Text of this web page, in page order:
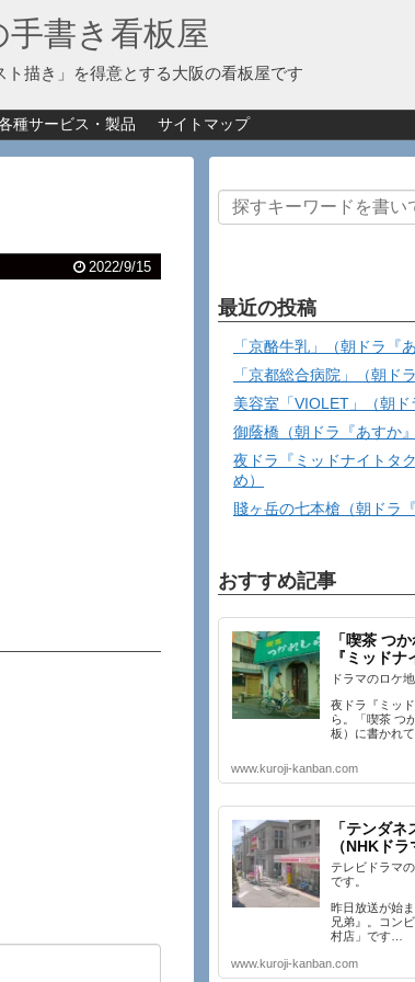
手書き看板屋
ト描き」を得意とする大阪の看板屋です
種サービス・製品 サイトマップ
2022/9/15
最近の投稿
「京酪牛乳」（朝ドラ『
「京都総合病院」（朝ド
美容室「VIOLET」（朝ド
御蔭橋（朝ドラ『あすか』
夜ドラ『ミッドナイトタ
め）
賤ヶ岳の七本槍（朝ドラ
おすすめ記事
「喫茶 つ
『ミッドナ
ドラマのロケ
夜ドラ『ミッ
ら。「喫茶 つ
板）に書かれ
www.kuroji-kanban.com
「テンダネ
（NHKド
テレビドラマ
です。
昨日放送が始
兄弟』。コン
村店」です…
www.kuroji-kanban.com